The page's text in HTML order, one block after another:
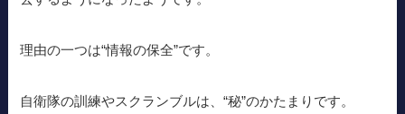
理由の一つは“情報の保全”です。
自衛隊の訓練やスクランブルは、“秘”のかたまりです。